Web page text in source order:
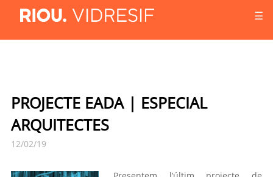
☰
PROJECTE EADA | ESPECIAL
ARQUITECTES
12/02/19